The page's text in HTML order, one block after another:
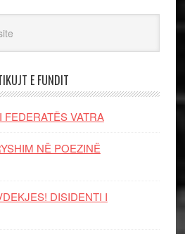
E FUNDIT
FEDERATËS VATRA
NË POEZINË
DISIDENTI I